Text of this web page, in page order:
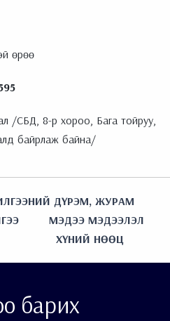
өрөө
/СБД, 8-р хороо, Бага тойруу,
байрлаж байна/
ДҮРЭМ, ЖУРАМ
МЭДЭЭ МЭДЭЭЛЭЛ
ХҮНИЙ НӨӨЦ
барих